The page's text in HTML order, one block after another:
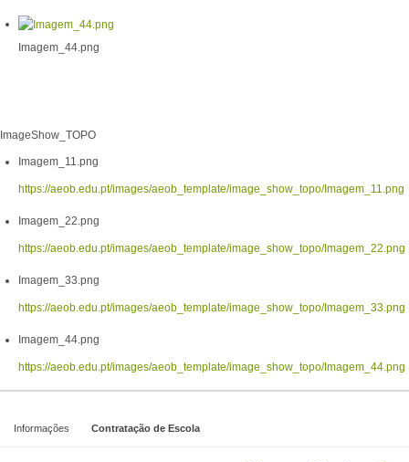
Imagem_44.png
ImageShow_TOPO
Imagem_11.png
https://aeob.edu.pt/images/aeob_template/image_show_topo/Imagem_11.png
Imagem_22.png
https://aeob.edu.pt/images/aeob_template/image_show_topo/Imagem_22.png
Imagem_33.png
https://aeob.edu.pt/images/aeob_template/image_show_topo/Imagem_33.png
Imagem_44.png
https://aeob.edu.pt/images/aeob_template/image_show_topo/Imagem_44.png
Informações Contratação de Escola